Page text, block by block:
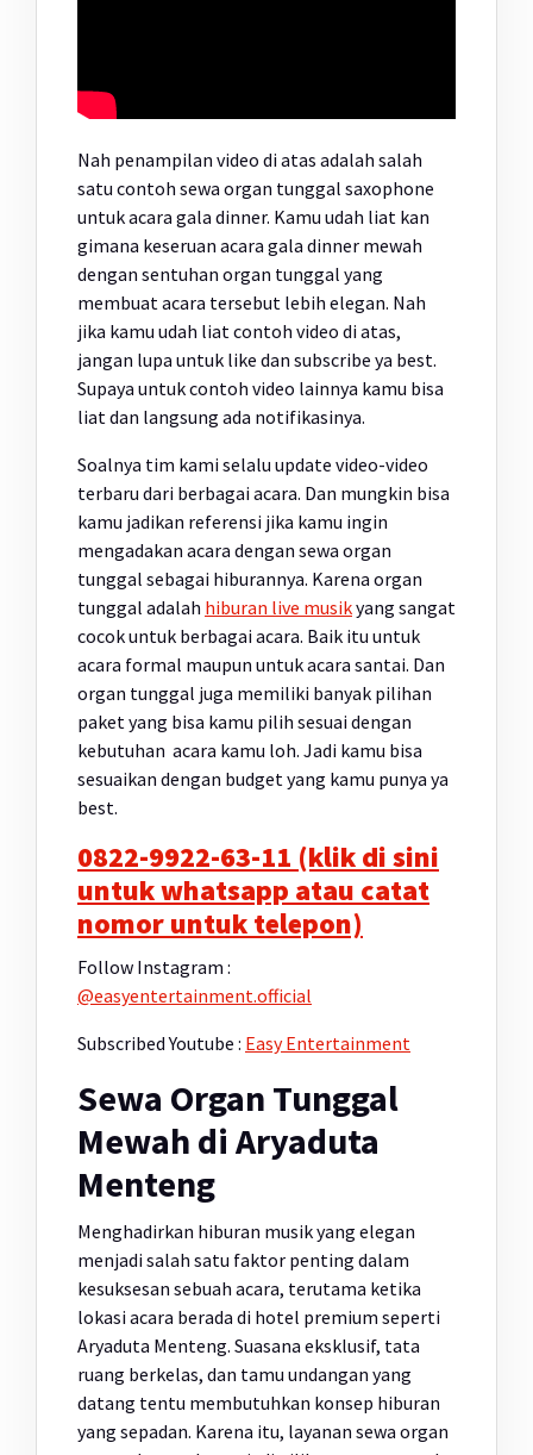
Nah penampilan video di atas adalah salah
satu contoh sewa organ tunggal saxophone
untuk acara gala dinner. Kamu udah liat kan
gimana keseruan acara gala dinner mewah
dengan sentuhan organ tunggal yang
membuat acara tersebut lebih elegan. Nah
jika kamu udah liat contoh video di atas,
jangan lupa untuk like dan subscribe ya best.
Supaya untuk contoh video lainnya kamu bisa
liat dan langsung ada notifikasinya.
Soalnya tim kami selalu update video-video
terbaru dari berbagai acara. Dan mungkin bisa
kamu jadikan referensi jika kamu ingin
mengadakan acara dengan sewa organ
tunggal sebagai hiburannya. Karena organ
tunggal adalah hiburan live musikyang sangat
cocok untuk berbagai acara. Baik itu untuk
acara formal maupun untuk acara santai. Dan
organ tunggal juga memiliki banyak pilihan
paket yang bisa kamu pilih sesuai dengan
kebutuhan acara kamu loh. Jadi kamu bisa
sesuaikan dengan budget yang kamu punya ya
best.
0822-9922-63-11 (klik di sini
untuk whatsapp atau catat
nomor untuk telepon)
Follow Instagram :
@easyentertainment.official
Subscribed Youtube : Easy Entertainment
Sewa Organ Tunggal
Mewah di Aryaduta
Menteng
Menghadirkan hiburan musik yang elegan
menjadi salah satu faktor penting dalam
kesuksesan sebuah acara, terutama ketika
lokasi acara berada di hotel premium seperti
Aryaduta Menteng. Suasana eksklusif, tata
ruang berkelas, dan tamu undangan yang
datang tentu membutuhkan konsep hiburan
yang sepadan. Karena itu, layanan sewa organ